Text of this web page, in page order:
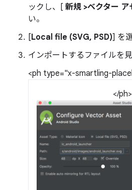
ックし、[ 新規 >ベクター ア
い。
[Local file (SVG, PSD)] を
インポートするファイルを
<ph type="x-smartling-
</ph>